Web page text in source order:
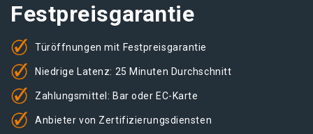
Festpreisgarantie
Türöffnungen mit Festpreisgarantie
Niedrige Latenz: 25 Minuten Durchschnitt
Zahlungsmittel: Bar oder EC-Karte
Anbieter von Zertifizierungsdiensten